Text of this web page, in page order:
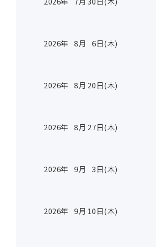
2026年 8月 6日(木)
2026年 8月 20日(木)
2026年 8月 27日(木)
2026年 9月 3日(木)
2026年 9月 10日(木)